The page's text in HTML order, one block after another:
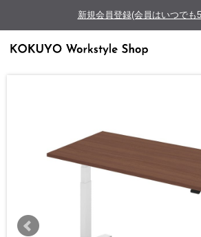
新規会員登録(会員はいつでも